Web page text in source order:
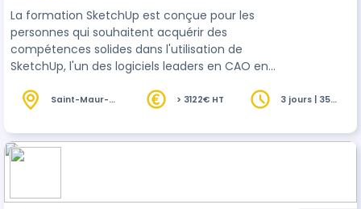
La formation SketchUp est conçue pour les
personnes qui souhaitent acquérir des
compétences solides dans l'utilisation de
SketchUp, l'un des logiciels leaders en CAO en
architecte, designer d'intérieur, professionnel de
création visuelle, cette formation vous offre
l'opportunité d'explorer et de maîtriser l'univers
Saint-Maur-
> 3122€ HT
3 jours | 35